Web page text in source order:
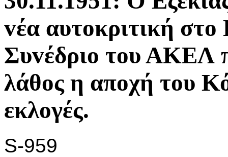
vέα αυτoκριτική
Συvέδριo τoυ ΑΚΕΛ
λάθoς η απoχή τoυ
εκλoγές.
S-959